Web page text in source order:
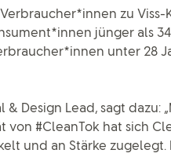
zu Viss-
jünger als
unter 28
Design Lead, sagt dazu:
#CleanTok hat sich
und an Stärke zugelegt.